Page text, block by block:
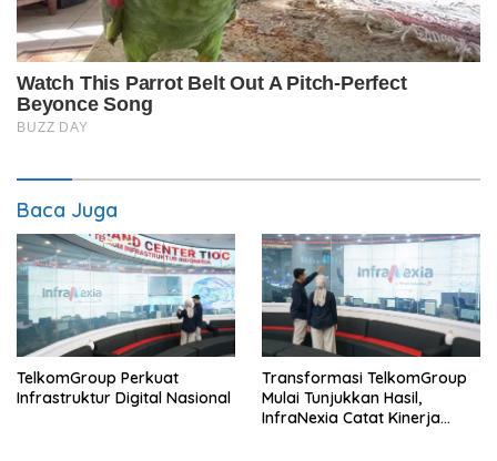
Baca Juga
TelkomGroup Perkuat
Infrastruktur Digital Nasional
Transformasi TelkomGroup
Mulai Tunjukkan Hasil,
InfraNexia Catat Kinerja